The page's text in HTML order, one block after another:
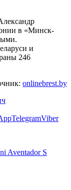
в «Минск-
и
246
onlinebrest.by
TelegramViber
Aventador S